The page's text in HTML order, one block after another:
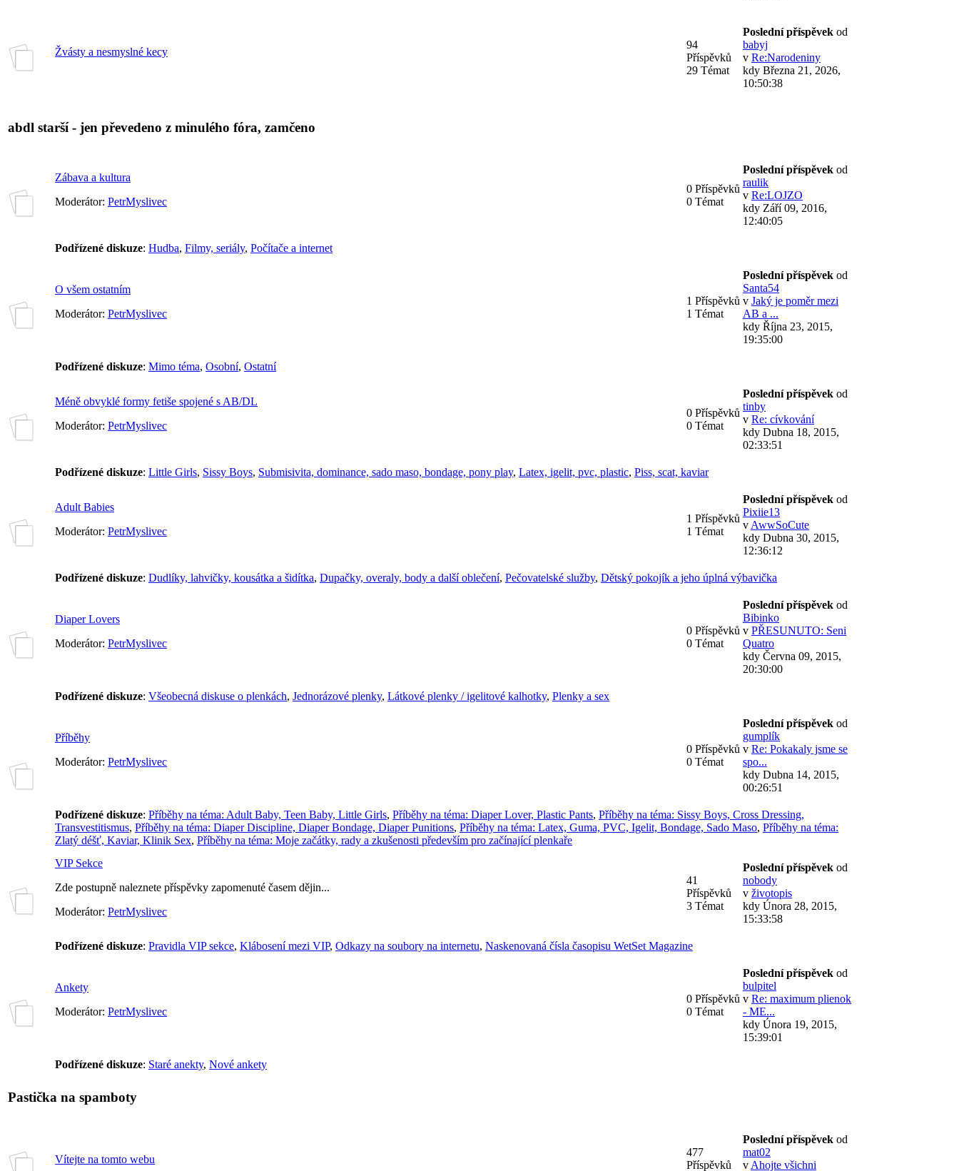
Žvásty a nesmyslné kecy
94
Příspěvků
29 Témat
Poslední příspěvek od
babyj
v Re:Narodeniny
kdy Března 21, 2026,
10:50:38
abdl starší - jen převedeno z minulého fóra, zamčeno
Zábava a kultura
Moderátor: PetrMyslivec
0 Příspěvků
0 Témat
Poslední příspěvek od
raulik
v Re:LOJZO
kdy Září 09, 2016,
12:40:05
Podřízené diskuze: Hudba, Filmy, seriály, Počítače a internet
O všem ostatním
Moderátor: PetrMyslivec
1 Příspěvků
1 Témat
Poslední příspěvek od
Santa54
v Jaký je poměr mezi
AB a ...
kdy Října 23, 2015,
19:35:00
Podřízené diskuze: Mimo téma, Osobní, Ostatní
Méně obvyklé formy fetiše spojené s AB/DL
Moderátor: PetrMyslivec
0 Příspěvků
0 Témat
Poslední příspěvek od
tinby
v Re: cívkování
kdy Dubna 18, 2015,
02:33:51
Podřízené diskuze: Little Girls, Sissy Boys, Submisivita, dominance, sado maso, bondage, pony play, Latex, igelit, pvc, plastic, Piss, scat, kaviar
Adult Babies
Moderátor: PetrMyslivec
1 Příspěvků
1 Témat
Poslední příspěvek od
Pixiie13
v AwwSoCute
kdy Dubna 30, 2015,
12:36:12
Podřízené diskuze: Dudlíky, lahvičky, kousátka a šidítka, Dupačky, overaly, body a další oblečení, Pečovatelské služby, Dětský pokojík a jeho úplná výbavička
Diaper Lovers
Moderátor: PetrMyslivec
0 Příspěvků
0 Témat
Poslední příspěvek od
Bibinko
v PŘESUNUTO: Seni
Quatro
kdy Června 09, 2015,
20:30:00
Podřízené diskuze: Všeobecná diskuse o plenkách, Jednorázové plenky, Látkové plenky / igelitové kalhotky, Plenky a sex
Příběhy
Moderátor: PetrMyslivec
0 Příspěvků
0 Témat
Poslední příspěvek od
gumplík
v Re: Pokakaly jsme se
spo...
kdy Dubna 14, 2015,
00:26:51
Podřízené diskuze: Příběhy na téma: Adult Baby, Teen Baby, Little Girls, Příběhy na téma: Diaper Lover, Plastic Pants, Příběhy na téma: Sissy Boys, Cross Dressing,
Transvestitismus, Příběhy na téma: Diaper Discipline, Diaper Bondage, Diaper Punitions, Příběhy na téma: Latex, Guma, PVC, Igelit, Bondage, Sado Maso, Příběhy na téma:
Zlatý déšť, Kaviar, Klinik Sex, Příběhy na téma: Moje začátky, rady a zkušenosti především pro začínající plenkaře
VIP Sekce
Zde postupně naleznete příspěvky zapomenuté časem dějin...
Moderátor: PetrMyslivec
41
Příspěvků
3 Témat
Poslední příspěvek od
nobody
v životopis
kdy Února 28, 2015,
15:33:58
Podřízené diskuze: Pravidla VIP sekce, Klábosení mezi VIP, Odkazy na soubory na internetu, Naskenovaná čísla časopisu WetSet Magazine
Ankety
Moderátor: PetrMyslivec
0 Příspěvků
0 Témat
Poslední příspěvek od
bulpitel
v Re: maximum plienok
- ME...
kdy Února 19, 2015,
15:39:01
Podřízené diskuze: Staré anekty, Nové ankety
Pastička na spamboty
Vítejte na tomto webu
477
Příspěvků
Poslední příspěvek od
mat02
v Ahojte všichni